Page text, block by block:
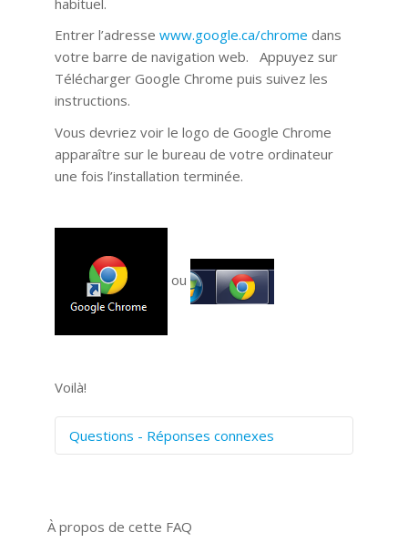
Entrer l’adresse www.google.ca/chrome dans
votre barre de navigation web. Appuyez sur
Télécharger Google Chrome puis suivez les
instructions.
Vous devriez voir le logo de Google Chrome
apparaître sur le bureau de votre ordinateur
une fois l’installation terminée.
ou
Voilà!
Questions - Réponses connexes
Prise de vue 360°
À propos de cette FAQ